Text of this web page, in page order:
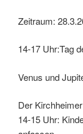
Zeitraum:
14-17 Uhr:Tag
Venus und
Der
14-15 Uhr: